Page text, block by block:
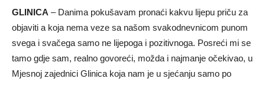
GLINICA – Danima pokušavam pronaći kakvu lijepu priču za
objaviti a koja nema veze sa našom svakodnevnicom punom
svega i svačega samo ne lijepoga i pozitivnoga. Posreći mi se
tamo gdje sam, realno govoreći, možda i najmanje očekivao, u
Mjesnoj zajednici Glinica koja nam je u sjećanju samo po